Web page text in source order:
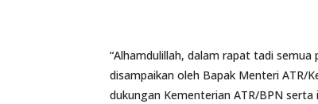
“Alhamdulillah, dalam rapat tadi
disampaikan oleh Bapak Menteri ATR/
dukungan Kementerian ATR/BPN